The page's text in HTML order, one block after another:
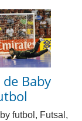
Baby
futbol, Futsal,